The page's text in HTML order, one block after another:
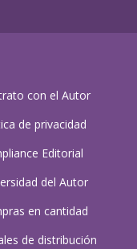
con el Autor
de privacidad
Editorial
del Autor
en cantidad
de distribución